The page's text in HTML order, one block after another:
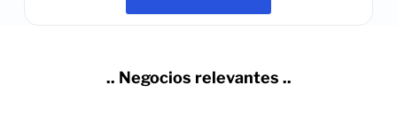
.. Negocios relevantes ..